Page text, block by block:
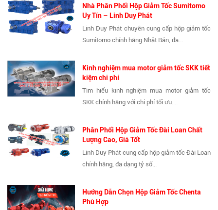
Nhà Phân Phối Hộp Giảm Tốc Sumitomo
Uy Tín – Linh Duy Phát
Linh Duy Phát chuyên cung cấp hộp giảm tốc
Sumitomo chính hãng Nhật Bản, đa...
Kinh nghiệm mua motor giảm tốc SKK tiết
kiệm chi phí
Tìm hiểu kinh nghiệm mua motor giảm tốc
SKK chính hãng với chi phí tối ưu....
Phân Phối Hộp Giảm Tốc Đài Loan Chất
Lượng Cao, Giá Tốt
Linh Duy Phát cung cấp hộp giảm tốc Đài Loan
chính hãng, đa dạng tỷ số...
Hướng Dẫn Chọn Hộp Giảm Tốc Chenta
Phù Hợp